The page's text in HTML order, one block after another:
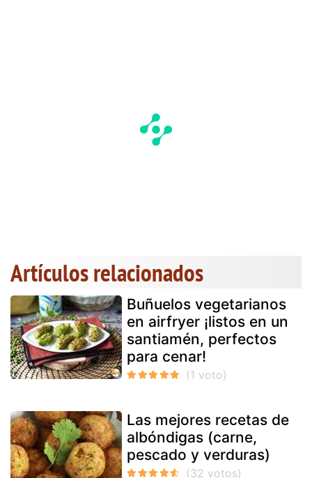
Artículos relacionados
Buñuelos vegetarianos
en airfryer ¡listos en un
santiamén, perfectos
para cenar!
Las mejores recetas de
albóndigas (carne,
pescado y verduras)